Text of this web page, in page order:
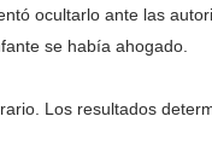
ocultarlo ante las
se había ahogado.
Los resultados